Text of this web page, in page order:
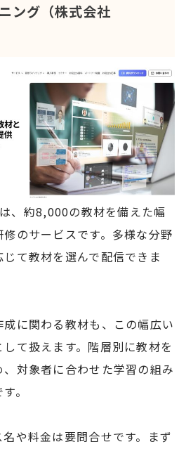
ング（株式会社
、約8,000の教材を備えた幅
のサービスです。多様な分野
て教材を選んで配信できま
に関わる教材も、この幅広い
て扱えます。階層別に教材を
対象者に合わせた学習の組み
。
や料金は要問合せです。まず